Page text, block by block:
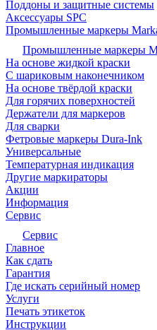
Поддоны и защитные системы
Аксессуары SPC
Промышленные маркеры
Промышленные маркеры
На основе жидкой краски
С шариковым наконечником
На основе твёрдой краски
Для горячих поверхностей
Держатели для маркеров
Для сварки
Фетровые маркеры Dura-Ink
Универсальные
Температурная индикация
Другие маркираторы
Акции
Информация
Сервис
Сервис
Главное
Как сдать
Гарантия
Где искать серийный номер
Услуги
Печать этикеток
Инструкции